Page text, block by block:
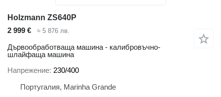
Holzmann ZS640P
2 999 €
≈ 5 876 лв.
Дървообработваща машина - калибровъчно-
шлайфаща машина
Напрежение 230/400
Португалия, Marinha Grande